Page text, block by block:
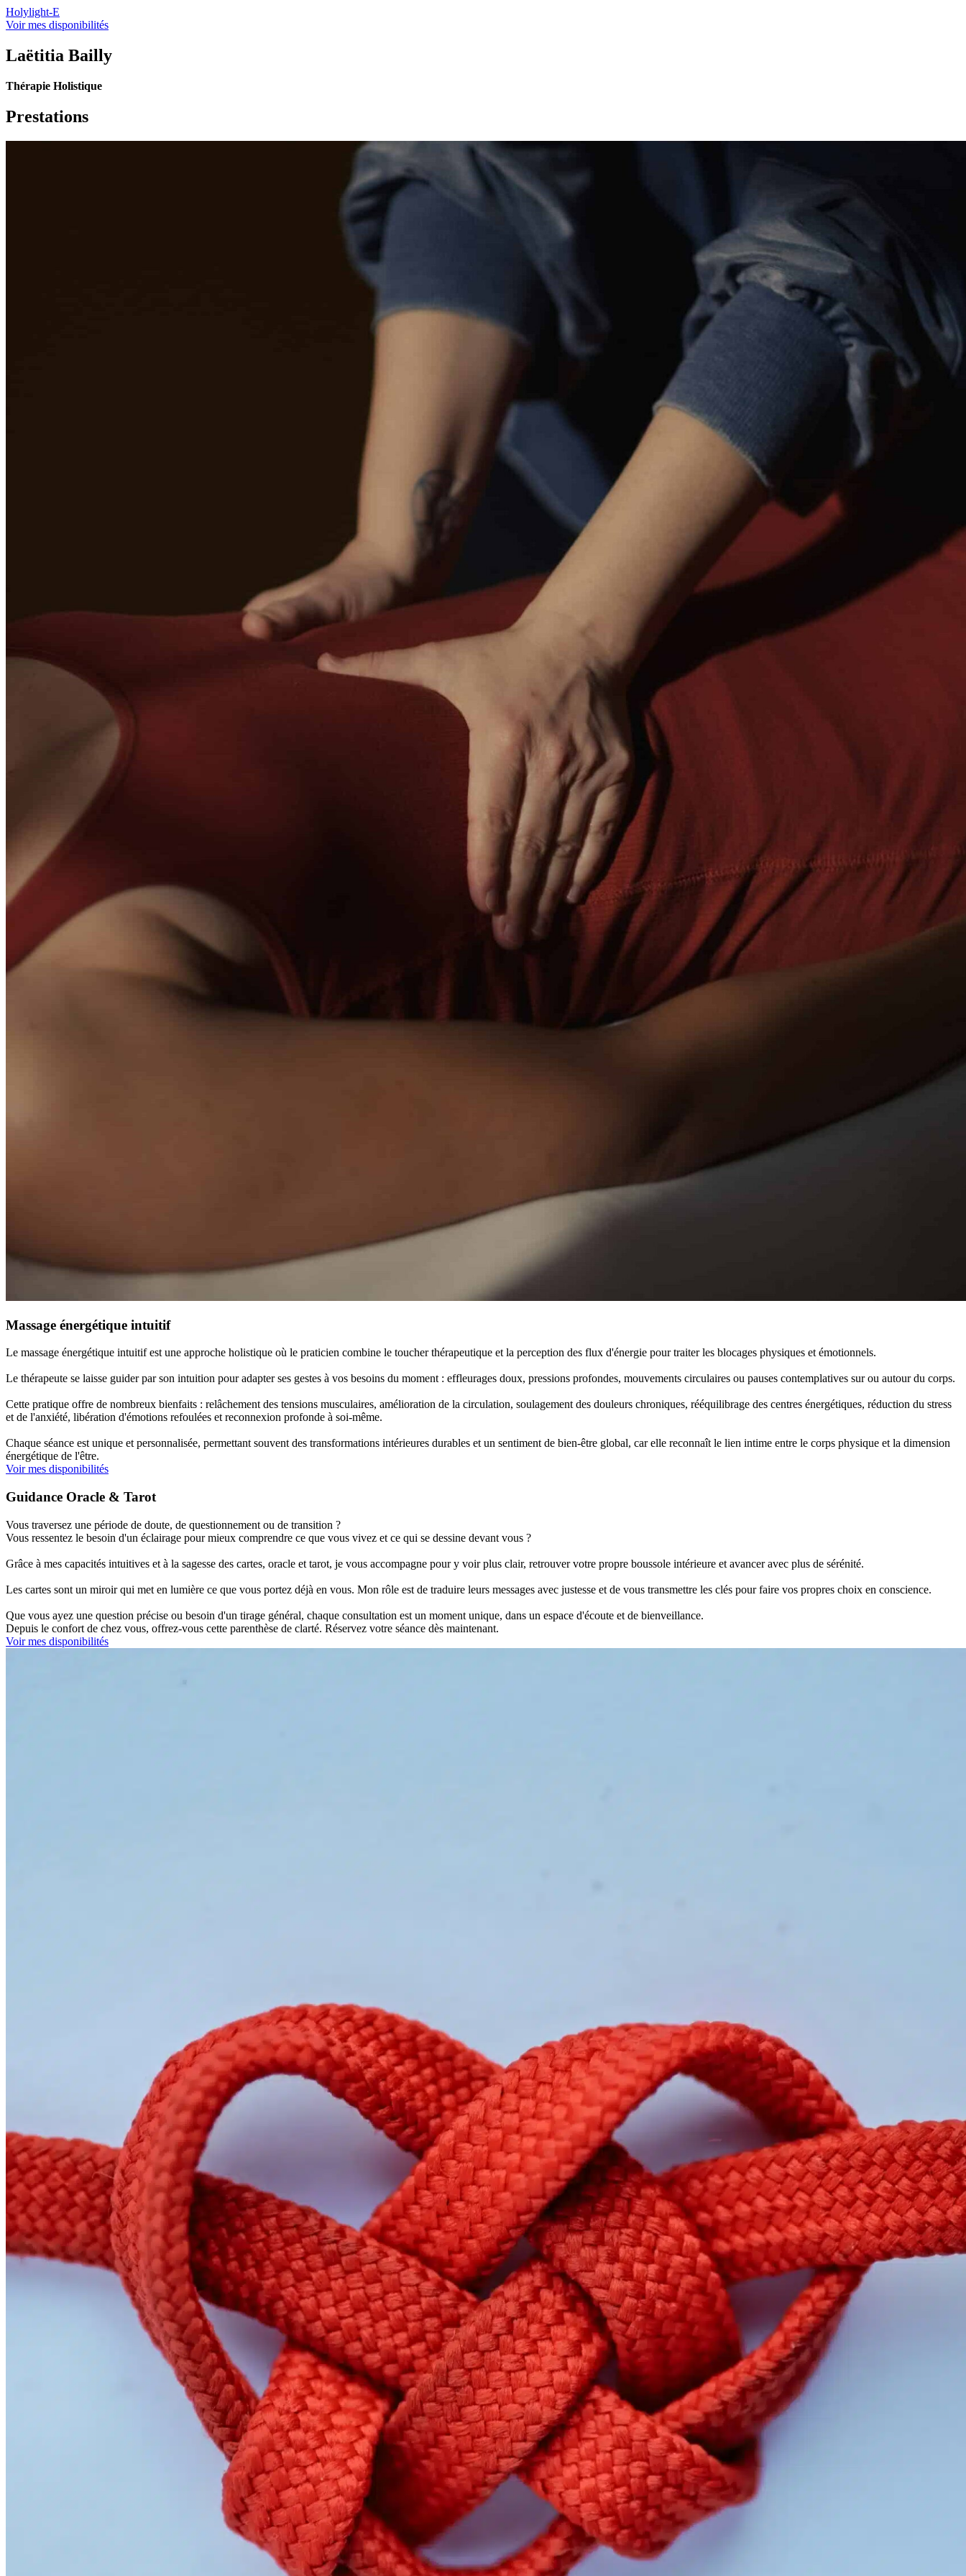
Holylight-E
Voir mes disponibilités
Laëtitia Bailly
Thérapie Holistique
Prestations
Massage énergétique intuitif
Le massage énergétique intuitif est une approche holistique où le praticien combine le toucher thérapeutique et la perception des flux d'énergie pour traiter les blocages physiques et émotionnels.
Le thérapeute se laisse guider par son intuition pour adapter ses gestes à vos besoins du moment : effleurages doux, pressions profondes, mouvements circulaires ou pauses contemplatives sur ou autour du corps.
Cette pratique offre de nombreux bienfaits : relâchement des tensions musculaires, amélioration de la circulation, soulagement des douleurs chroniques, rééquilibrage des centres énergétiques, réduction du stress
et de l'anxiété, libération d'émotions refoulées et reconnexion profonde à soi-même.
Chaque séance est unique et personnalisée, permettant souvent des transformations intérieures durables et un sentiment de bien-être global, car elle reconnaît le lien intime entre le corps physique et la dimension
énergétique de l'être.
Voir mes disponibilités
Guidance Oracle & Tarot
Vous traversez une période de doute, de questionnement ou de transition ?
Vous ressentez le besoin d'un éclairage pour mieux comprendre ce que vous vivez et ce qui se dessine devant vous ?
Grâce à mes capacités intuitives et à la sagesse des cartes, oracle et tarot, je vous accompagne pour y voir plus clair, retrouver votre propre boussole intérieure et avancer avec plus de sérénité.
Les cartes sont un miroir qui met en lumière ce que vous portez déjà en vous. Mon rôle est de traduire leurs messages avec justesse et de vous transmettre les clés pour faire vos propres choix en conscience.
Que vous ayez une question précise ou besoin d'un tirage général, chaque consultation est un moment unique, dans un espace d'écoute et de bienveillance.
Depuis le confort de chez vous, offrez-vous cette parenthèse de clarté. Réservez votre séance dès maintenant.
Voir mes disponibilités